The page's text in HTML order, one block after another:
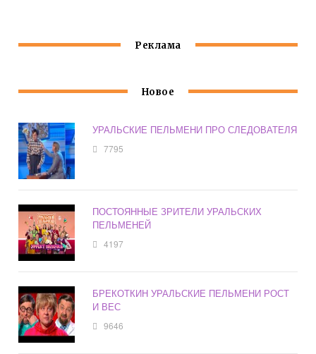
Реклама
Новое
УРАЛЬСКИЕ ПЕЛЬМЕНИ ПРО СЛЕДОВАТЕЛЯ
7795
ПОСТОЯННЫЕ ЗРИТЕЛИ УРАЛЬСКИХ
ПЕЛЬМЕНЕЙ
4197
БРЕКОТКИН УРАЛЬСКИЕ ПЕЛЬМЕНИ РОСТ
И ВЕС
9646